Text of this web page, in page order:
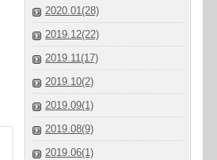
2020.01(28)
2019.12(22)
2019.11(17)
2019.10(2)
2019.09(1)
2019.08(9)
2019.06(1)